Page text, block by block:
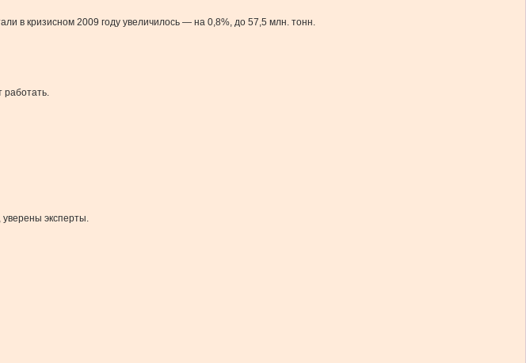
в кризисном 2009 году увеличилось — на 0,8%, до 57,5 млн. тонн.
работать.
эксперты.